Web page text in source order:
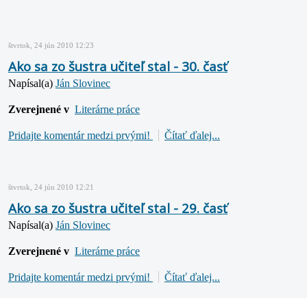
štvrtok, 24 jún 2010 12:23
Ako sa zo šustra učiteľ stal - 30. časť
Napísal(a) Ján Slovinec
Zverejnené v Literárne práce
Pridajte komentár medzi prvými! Čítať ďalej...
štvrtok, 24 jún 2010 12:21
Ako sa zo šustra učiteľ stal - 29. časť
Napísal(a) Ján Slovinec
Zverejnené v Literárne práce
Pridajte komentár medzi prvými! Čítať ďalej...